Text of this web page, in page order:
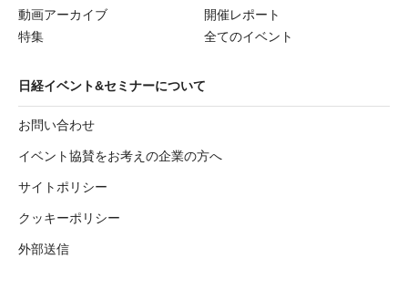
動画アーカイブ
開催レポート
特集
全てのイベント
日経イベント&セミナーについて
お問い合わせ
イベント協賛をお考えの企業の方へ
サイトポリシー
クッキーポリシー
外部送信